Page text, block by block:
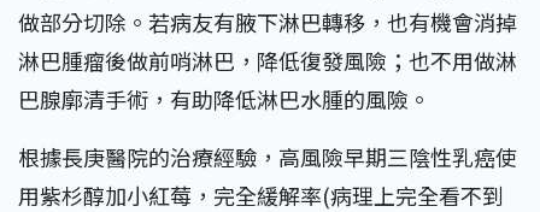
做部分切除。若病友有腋下淋巴轉移，也有機會消掉
淋巴腫瘤後做前哨淋巴，降低復發風險；也不用做淋
巴腺廓清手術，有助降低淋巴水腫的風險。
根據長庚醫院的治療經驗，高風險早期三陰性乳癌使
用紫杉醇加小紅莓，完全緩解率(病理上完全看不到